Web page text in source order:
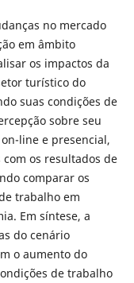
no mercado
em âmbito
os impactos da
turístico do
suas condições de
sobre seu
line e presencial,
os resultados de
comparar os
trabalho em
Em síntese, a
do cenário
o aumento do
de trabalho